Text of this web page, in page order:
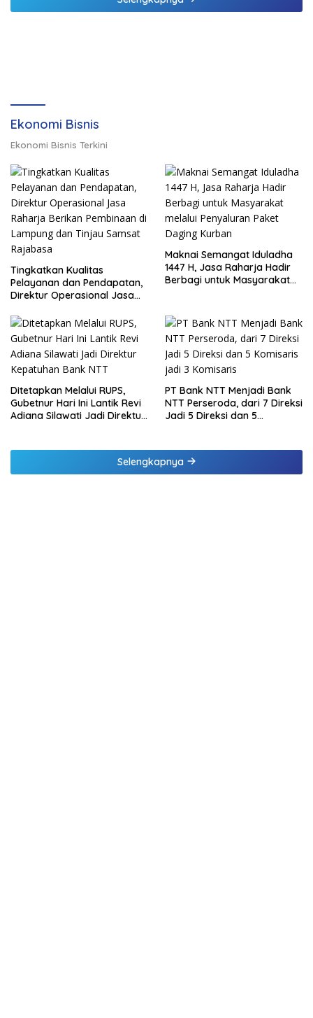
Ekonomi Bisnis
Ekonomi Bisnis Terkini
Tingkatkan Kualitas
Pelayanan dan Pendapatan,
Direktur Operasional Jasa
di Lampung dan Tinjau
Samsat Rajabasa
Maknai Semangat Iduladha
1447 H, Jasa Raharja Hadir
Berbagi untuk Masyarakat
Ditetapkan Melalui RUPS,
Gubetnur Hari Ini Lantik Revi
Adiana Silawati Jadi Direktur
PT Bank NTT Menjadi Bank
NTT Perseroda, dari 7 Direksi
Jadi 5 Direksi dan 5
Selengkapnya